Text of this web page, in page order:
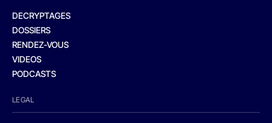
DECRYPTAGES
DOSSIERS
RENDEZ-VOUS
VIDEOS
PODCASTS
LEGAL